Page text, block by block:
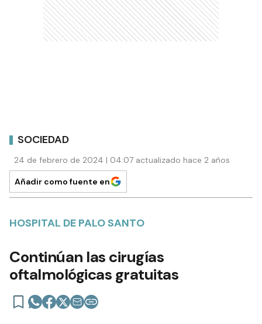
SOCIEDAD
24 de febrero de 2024 | 04:07 actualizado hace 2 años
Añadir como fuente en
HOSPITAL DE PALO SANTO
Continúan las cirugías
oftalmológicas gratuitas